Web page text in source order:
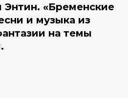
«Бременские
и музыка из
на темы